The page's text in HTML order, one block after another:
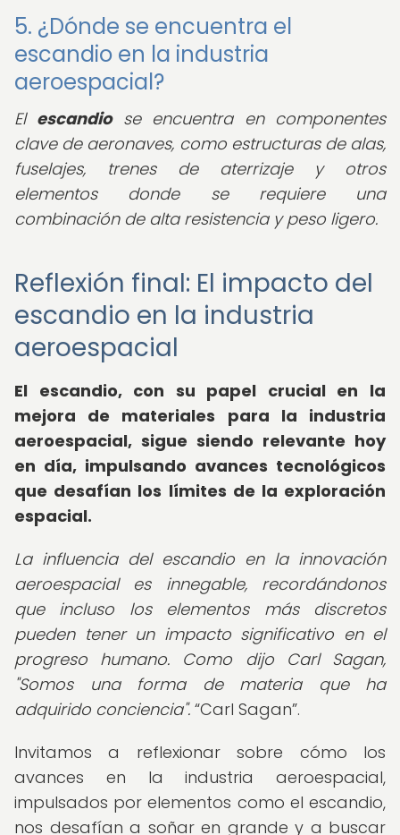
5. ¿Dónde se encuentra el
escandio en la industria
aeroespacial?
El escandiose encuentra en componentes
clave de aeronaves, como estructuras de alas,
fuselajes, trenes de aterrizaje y otros
elementos donde se requiere una
combinación de alta resistencia y peso ligero.
Reflexión final: El impacto del
escandio en la industria
aeroespacial
El escandio, con su papel crucial en la
mejora de materiales para la industria
aeroespacial, sigue siendo relevante hoy
en día, impulsando avances tecnológicos
que desafían los límites de la exploración
espacial.
La influencia del escandio en la innovación
aeroespacial es innegable, recordándonos
que incluso los elementos más discretos
pueden tener un impacto significativo en el
progreso humano. Como dijo Carl Sagan,
"Somos una forma de materia que ha
adquirido conciencia". Carl Sagan .
Invitamos a reflexionar sobre cómo los
avances en la industria aeroespacial,
impulsados por elementos como el escandio,
nos desafían a soñar en grande y a buscar